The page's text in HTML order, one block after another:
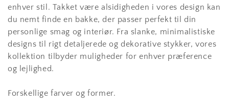
enhver stil. Takket være alsidigheden i vores design kan
du nemt finde en bakke, der passer perfekt til din
personlige smag og interiør. Fra slanke, minimalistiske
designs til rigt detaljerede og dekorative stykker, vores
kollektion tilbyder muligheder for enhver præference
og lejlighed.
Forskellige farver og former.